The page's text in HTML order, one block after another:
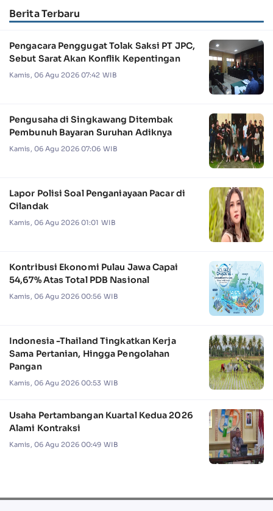
Berita Terbaru
Pengacara Penggugat Tolak Saksi PT JPC,
Sebut Sarat Akan Konflik Kepentingan
Kamis, 06 Agu 2026 07:42 WIB
Pengusaha di Singkawang Ditembak
Pembunuh Bayaran Suruhan Adiknya
Kamis, 06 Agu 2026 07:06 WIB
Lapor Polisi Soal Penganiayaan Pacar di
Cilandak
Kamis, 06 Agu 2026 01:01 WIB
Kontribusi Ekonomi Pulau Jawa Capai
54,67% Atas Total PDB Nasional
Kamis, 06 Agu 2026 00:56 WIB
Indonesia -Thailand Tingkatkan Kerja
Sama Pertanian, Hingga Pengolahan
Pangan
Kamis, 06 Agu 2026 00:53 WIB
Usaha Pertambangan Kuartal Kedua 2026
Alami Kontraksi
Kamis, 06 Agu 2026 00:49 WIB